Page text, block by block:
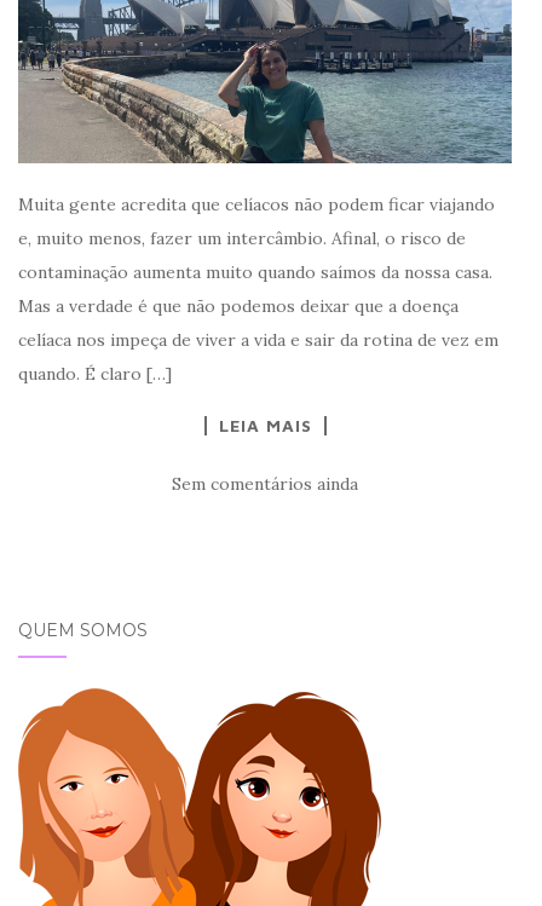
Muita gente acredita que celíacos não podem ficar viajando
e, muito menos, fazer um intercâmbio. Afinal, o risco de
contaminação aumenta muito quando saímos da nossa casa.
Mas a verdade é que não podemos deixar que a doença
celíaca nos impeça de viver a vida e sair da rotina de vez em
quando. É claro […]
LEIA MAIS
Sem comentários ainda
QUEM SOMOS